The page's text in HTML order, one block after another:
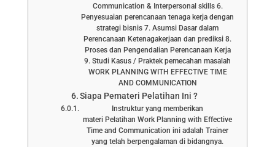
Communication & Interpersonal skills 6.
Penyesuaian perencanaan tenaga kerja dengan
strategi bisnis 7. Asumsi Dasar dalam
Perencanaan Ketenagakerjaan dan prediksi 8.
Proses dan Pengendalian Perencanaan Kerja
9. Studi Kasus / Praktek pemecahan masalah
WORK PLANNING WITH EFFECTIVE TIME
AND COMMUNICATION
Siapa Pemateri Pelatihan Ini ?
Instruktur yang memberikan
materi Pelatihan Work Planning with Effective
Time and Communication ini adalah Trainer
yang telah berpengalaman di bidangnya.